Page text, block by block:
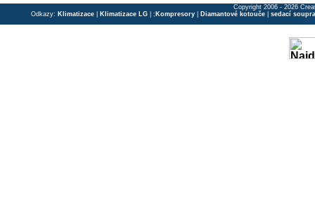
Copyright 2006 - 2026
Odkazy: Klimatizace Klimatizace LG | ; Kompresory Diamantové kotouče sedací